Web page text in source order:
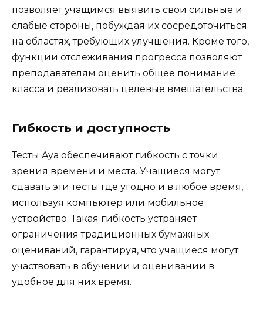
позволяет учащимся выявить свои сильные и
слабые стороны, побуждая их сосредоточиться
на областях, требующих улучшения. Кроме того,
функции отслеживания прогресса позволяют
преподавателям оценить общее понимание
класса и реализовать целевые вмешательства.
Гибкость и доступность
Тесты Aya обеспечивают гибкость с точки
зрения времени и места. Учащиеся могут
сдавать эти тесты где угодно и в любое время,
используя компьютер или мобильное
устройство. Такая гибкость устраняет
ограничения традиционных бумажных
оцениваний, гарантируя, что учащиеся могут
участвовать в обучении и оценивании в
удобное для них время.